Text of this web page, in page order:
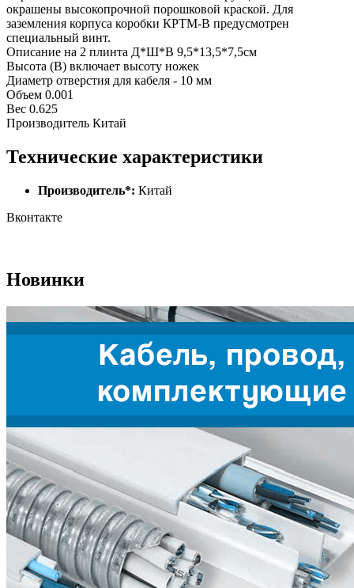
окрашены высокопрочной порошковой краской. Для
заземления корпуса коробки КРТМ-В предусмотрен
специальный винт.
Описание на 2 плинта Д*Ш*В 9,5*13,5*7,5см
Высота (В) включает высоту ножек
Диаметр отверстия для кабеля - 10 мм
Объем 0.001
Вес 0.625
Производитель Китай
Технические характеристики
Производитель*: Китай
Вконтакте
Новинки